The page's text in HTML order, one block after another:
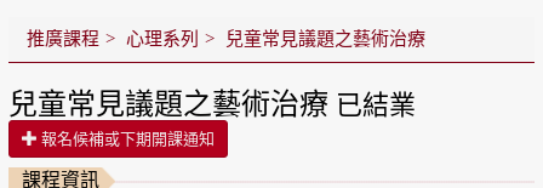
推廣課程 心理系列 兒童常見議題之藝術治療
兒童常見議題之藝術治療 已結業
報名候補或下期開課通知
課程資訊